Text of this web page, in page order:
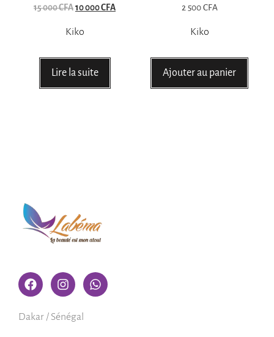
15 000CFA 10 000CFA
Kiko
Lire la suite
2 500 CFA
Kiko
Ajouter au panier
Dakar / Sénégal